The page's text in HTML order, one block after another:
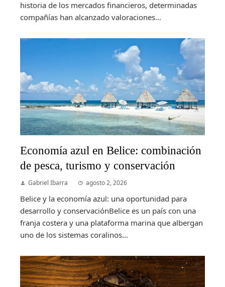
historia de los mercados financieros, determinadas
compañías han alcanzado valoraciones...
Economía azul en Belice: combinación
de pesca, turismo y conservación
Gabriel Ibarra agosto 2, 2026
Belice y la economía azul: una oportunidad para
desarrollo y conservaciónBelice es un país con una
franja costera y una plataforma marina que albergan
uno de los sistemas coralinos...